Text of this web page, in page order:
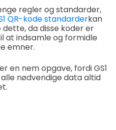
regler og standarder,
QR-kode standarderkan
da disse koder er
at indsamle og formidle
emner.
en nem opgave, fordi GS1
nødvendige data altid